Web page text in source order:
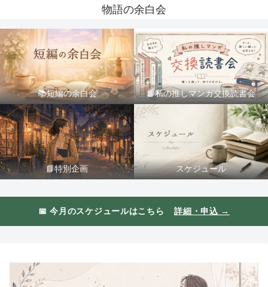
物語の余白会
📚短編の余白会 📙私の推しマンガ交換読書会
📘特別企画 スケジュール
📅 今月のスケジュールはこちら 詳細・申込 →